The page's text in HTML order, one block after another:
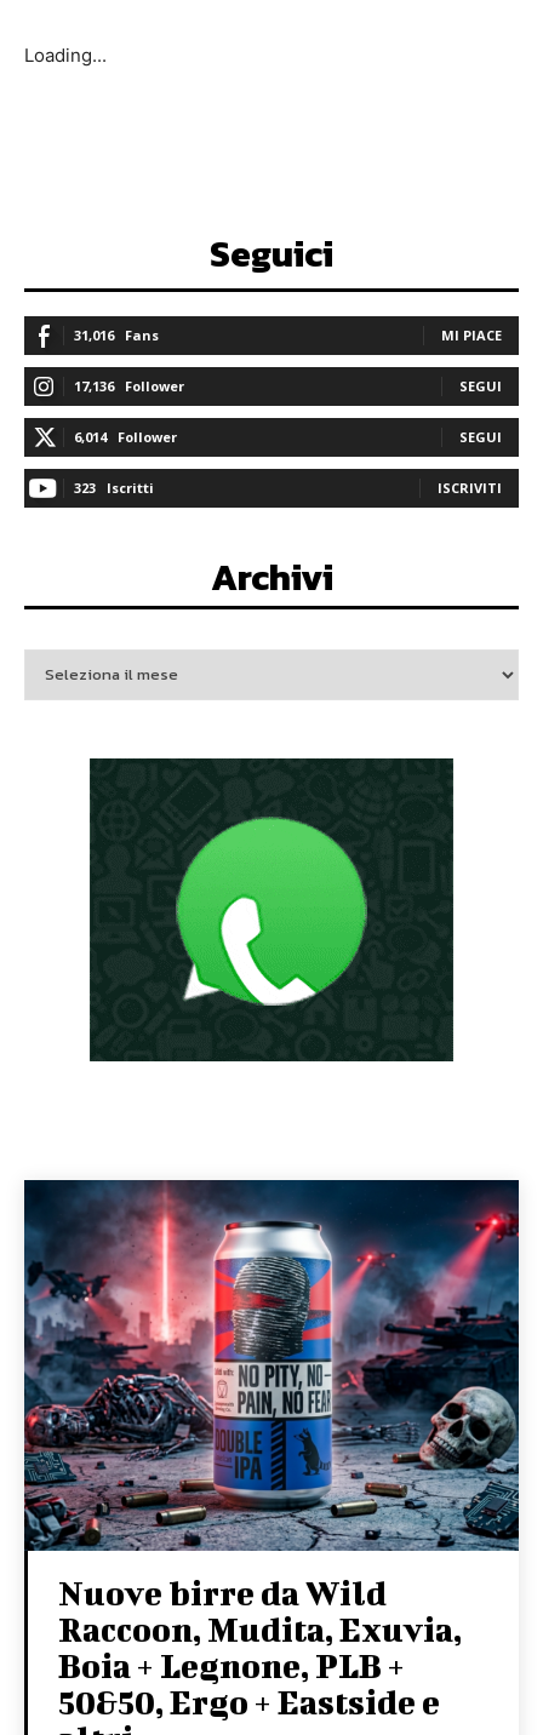
Loading...
Seguici
31,016 Fans MI PIACE
17,136 Follower SEGUI
6,014 Follower SEGUI
323 Iscritti ISCRIVITI
Archivi
Nuove birre da Wild
Raccoon, Mudita, Exuvia,
Boia + Legnone, PLB +
50&50, Ergo + Eastside e